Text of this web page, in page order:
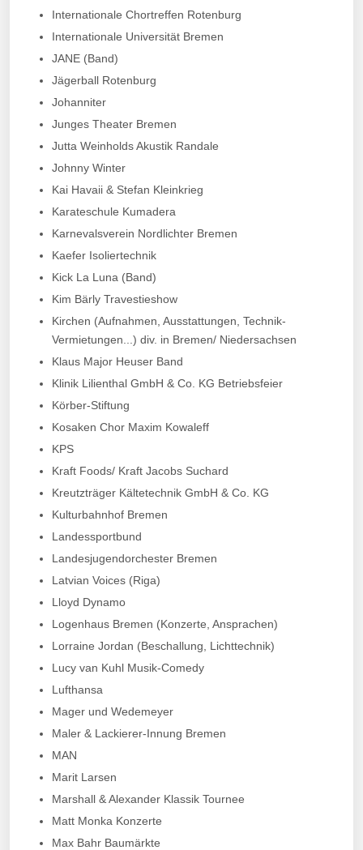
Internationale Chortreffen Rotenburg
Internationale Universität Bremen
JANE (Band)
Jägerball Rotenburg
Johanniter
Junges Theater Bremen
Jutta Weinholds Akustik Randale
Johnny Winter
Kai Havaii & Stefan Kleinkrieg
Karateschule Kumadera
Karnevalsverein Nordlichter Bremen
Kaefer Isoliertechnik
Kick La Luna (Band)
Kim Bärly Travestieshow
Kirchen (Aufnahmen, Ausstattungen, Technik-
Vermietungen...) div. in Bremen/ Niedersachsen
Klaus Major Heuser Band
Klinik Lilienthal GmbH & Co. KG Betriebsfeier
Körber-Stiftung
Kosaken Chor Maxim Kowaleff
KPS
Kraft Foods/ Kraft Jacobs Suchard
Kreutzträger Kältetechnik GmbH & Co. KG
Kulturbahnhof Bremen
Landessportbund
Landesjugendorchester Bremen
Latvian Voices (Riga)
Lloyd Dynamo
Logenhaus Bremen (Konzerte, Ansprachen)
Lorraine Jordan (Beschallung, Lichttechnik)
Lucy van Kuhl Musik-Comedy
Lufthansa
Mager und Wedemeyer
Maler & Lackierer-Innung Bremen
MAN
Marit Larsen
Marshall & Alexander Klassik Tournee
Matt Monka Konzerte
Max Bahr Baumärkte